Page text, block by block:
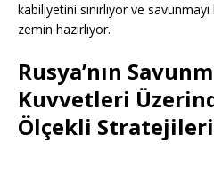
kabiliyetini sınırlıyor ve
zemin hazırlıyor.
Rusya’nın
Kuvvetleri
Ölçekli Stratejileri